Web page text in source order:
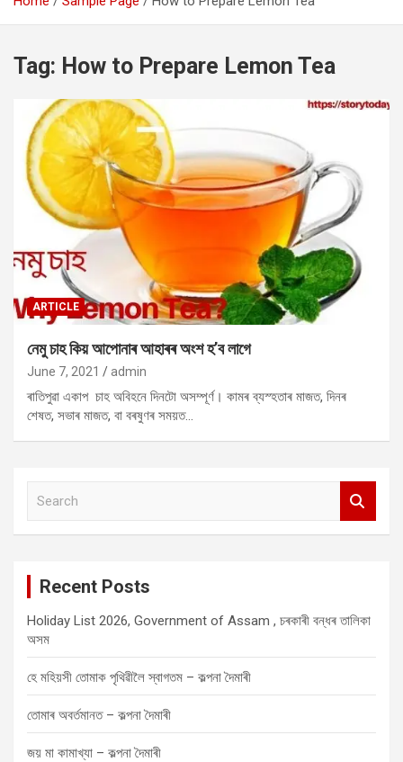
Tag: How to Prepare Lemon Tea
ARTICLE
নেমু চাহ কিয় আপোনাৰ আহাৰৰ অংশ হ’ব লাগে
June 7, 2021 admin
ৰাতিপুৱা একাপ চাহ অবিহনে দিনটো অসম্পূৰ্ণ। কামৰ ব্যস্হতাৰ মাজত, দিনৰ
শেষত, সভাৰ মাজত, বা বৰষুণৰ সময়ত…
Recent Posts
Holiday List 2026, Government of Assam , চৰকাৰী বন্ধৰ তালিকা
অসম
হে মহিয়সী তোমাক পৃথিৱীলৈ স্বাগতম – কল্পনা দৈমাৰী
তোমাৰ অবৰ্তমানত – কল্পনা দৈমাৰী
জয় মা কামাখ্যা – কল্পনা দৈমাৰী